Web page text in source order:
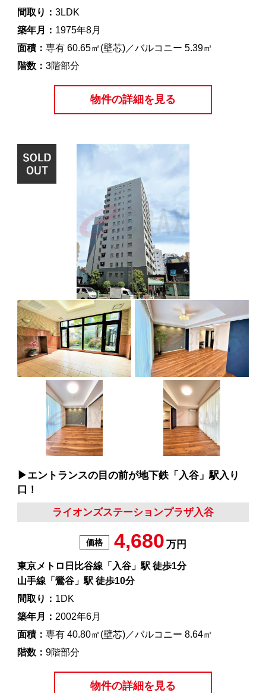
間取り： 3LDK
築年月： 1975年8月
面積： 専有 60.65㎡(壁芯)／バルコニー 5.39㎡
階数： 3階部分
物件の詳細を見る
▶︎エントランスの目の前が地下鉄「入谷」駅入り
口！
ライオンズステーションプラザ入谷
価格 4,680 万円
東京メトロ日比谷線「入谷」駅 徒歩1分
山手線「鶯谷」駅 徒歩10分
間取り： 1DK
築年月： 2002年6月
面積： 専有 40.80㎡(壁芯)／バルコニー 8.64㎡
階数： 9階部分
物件の詳細を見る